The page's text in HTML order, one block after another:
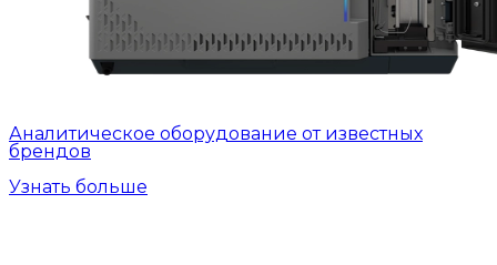
Аналитическое оборудование от известных
брендов
Узнать больше